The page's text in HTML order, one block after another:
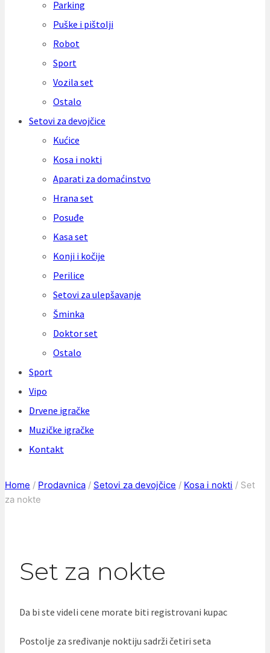
Parking
Puške i pištolji
Robot
Sport
Vozila set
Ostalo
Setovi za devojčice
Kućice
Kosa i nokti
Aparati za domaćinstvo
Hrana set
Posuđe
Kasa set
Konji i kočije
Perilice
Setovi za ulepšavanje
Šminka
Doktor set
Ostalo
Sport
Vipo
Drvene igračke
Muzičke igračke
Kontakt
Home / Prodavnica / Setovi za devojčice / Kosa i nokti / Set
za nokte
Set za nokte
Da bi ste videli cene morate biti registrovani kupac
Postolje za sređivanje noktiju sadrži četiri seta